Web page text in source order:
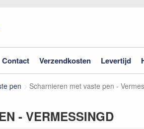
Contact Verzendkosten Levertijd
pen Scharnieren met vaste pen -
- VERMESSINGD